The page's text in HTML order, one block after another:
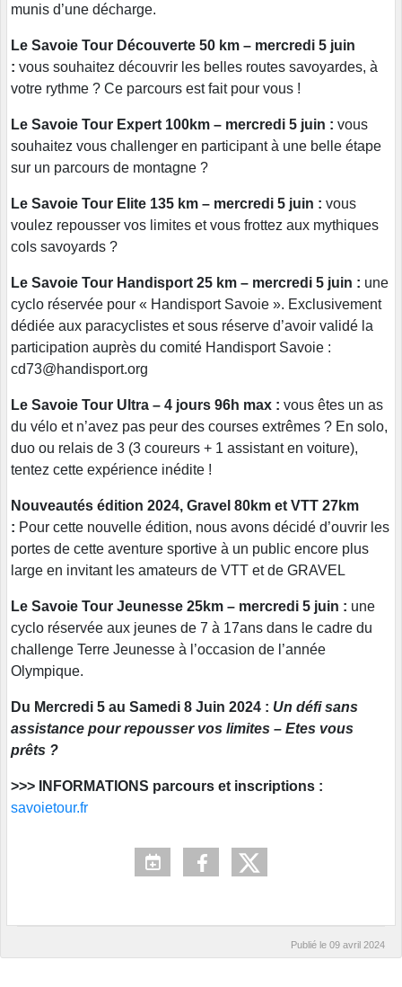
munis d’une décharge.
Le Savoie Tour Découverte 50 km – mercredi 5 juin
: vous souhaitez découvrir les belles routes savoyardes, à
votre rythme ? Ce parcours est fait pour vous !
Le Savoie Tour Expert 100km – mercredi 5 juin : vous
souhaitez vous challenger en participant à une belle étape
sur un parcours de montagne ?
Le Savoie Tour E lite 135 km – mercredi 5 juin : vous
voulez repousser vos limites et vous frottez aux mythiques
cols savoyards ?
Le Savoie Tour Handisport 25 km – mercredi 5 juin : une
cyclo réservée pour « Handisport Savoie ». Exclusivement
dédiée aux paracyclistes et sous réserve d’avoir validé la
participation auprès du comité Handisport Savoie :
cd73@handisport.org
Le Savoie Tour Ultra – 4 jours 96h max : vous êtes un as
du vélo et n’avez pas peur des courses extrêmes ? En solo,
duo ou relais de 3 (3 coureurs + 1 assistant en voiture),
tentez cette expérience inédite !
Nouveautés édition 2024, Gravel 80km et VTT 27km
: Pour cette nouvelle édition, nous avons décidé d’ouvrir les
portes de cette aventure sportive à un public encore plus
large en invitant les amateurs de VTT et de GRAVEL
Le Savoie Tour Jeunesse 25km – mercredi 5 juin : une
cyclo réservée aux jeunes de 7 à 17ans dans le cadre du
challenge Terre Jeunesse à l’occasion de l’année
Olympique.
Du Mercredi 5 au Samedi 8 Juin 2024 : Un défi sans
assistance pour repousser vos limites – Etes vous
prêts ?
>>> INFORMATIONS parcours et inscriptions :
savoietour.fr
Publié le 09 avril 2024